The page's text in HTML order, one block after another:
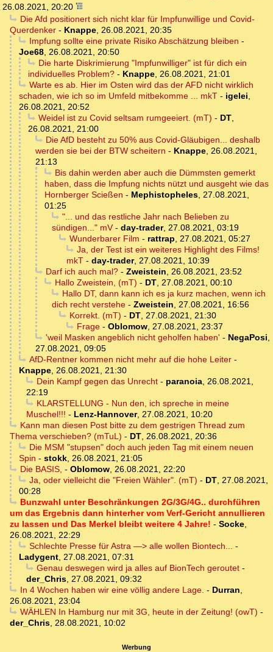
26.08.2021, 20:20
Die Afd positionert sich nicht klar für Impfunwillige und Covid-
Querdenker - Knappe, 26.08.2021, 20:35
Impfung sollte eine private Risiko Abschätzung bleiben -
Joe68, 26.08.2021, 20:50
Die harte Diskrimierung "Impfunwilliger" ist für dich ein
individuelles Problem? - Knappe, 26.08.2021, 21:01
Warte es ab. Hier im Osten wird das der AFD nicht wirklich
schaden, wie ich so im Umfeld mitbekomme ... mkT - igelei,
26.08.2021, 20:52
Weidel ist zu Covid seltsam rumgeeiert. (mT) - DT,
26.08.2021, 21:00
Die AfD besteht zu 50% aus Covid-Gläubigen... deshalb
werden sie bei der BTW scheitern - Knappe, 26.08.2021,
21:13
Bis dahin werden aber auch die Dümmsten gemerkt
haben, dass die Impfung nichts nützt und ausgeht wie das
Hornberger Scießen - Mephistopheles, 27.08.2021,
01:25
"... und das restliche Jahr nach Belieben zu
sündigen..." mV- day-trader, 27.08.2021, 03:19
Wunderbarer Film - rattrap, 27.08.2021, 05:27
Ja, der Test ist ein weiteres Highlight des Films!
mkT - day-trader, 27.08.2021, 10:39
Darf ich auch mal?- Zweistein, 26.08.2021, 23:52
Hallo Zweistein, (mT) - DT, 27.08.2021, 00:10
Hallo DT, dann kann ich es ja kurz machen, wenn ich
dich recht verstehe - Zweistein, 27.08.2021, 16:56
Korrekt. (mT) - DT, 27.08.2021, 21:30
Frage- Oblomow, 27.08.2021, 23:37
'weil Masken angeblich nicht geholfen haben' - NegaPosi,
27.08.2021, 09:05
AfD-Rentner kommen nicht mehr auf die hohe Leiter-
Knappe, 26.08.2021, 21:30
Dein Kampf gegen das Unrecht- paranoia, 26.08.2021,
22:19
KLARSTELLUNG - Nun den, ich spreche in meine
Muschel!!! - Lenz-Hannover, 27.08.2021, 10:20
Kann man diesen Post bitte zu dem gestrigen Thread zum
Thema verschieben? (mTuL) - DT, 26.08.2021, 20:36
Die MSM "stupsen" doch auch jeden Tag mit einem neuen
Spin - stokk, 26.08.2021, 21:05
Die BASIS, - Oblomow, 26.08.2021, 22:20
Ja, oder vielleicht die "Freien Wähler". (mT) - DT, 27.08.2021,
00:28
Bunzwahl unter Beschränkungen 2G/3G/4G.. durchführen
um das Ergebnis dann hinterher vom Verf-Gericht annullieren
zu lassen und Das Merkel bleibt weitere 4 Jahre! - Socke,
26.08.2021, 22:29
Schlechte Presse für Astra —> alle wollen Biontech... -
Ladygent, 27.08.2021, 07:31
Genau deswegen wird ja alles auf BionTech geroutet-
der_Chris, 27.08.2021, 09:32
In 4 Wochen haben wir eine völlig andere Lage. - Durran,
26.08.2021, 23:04
WÄHLEN In Hamburg nur mit 3G, heute in der Zeitung! (owT) -
der_Chris, 28.08.2021, 10:02
Werbung